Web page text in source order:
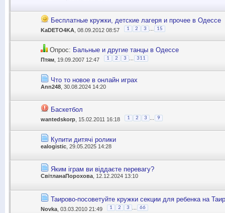
Бесплатные кружки, детские лагеря и прочее в Одессе
KaDETO4KA , 08.09.2012 08:57 1 2 3 15
Опрос: Бальные и другие танцы в Одессе
Птям , 19.09.2007 12:47 1 2 3 311
Что то новое в онлайн играх
Ann248 , 30.08.2024 14:20
Баскетбол
wantedskorp , 15.02.2011 16:18 1 2 3 9
Купити дитячі ролики
ealogistic , 29.05.2025 14:28
Яким іграм ви віддаєте перевагу?
СвітланаПорохова , 12.12.2024 13:10
Таирово-посоветуйте кружки секции для ребенка на
Novka , 03.03.2010 21:49 1 2 3 66